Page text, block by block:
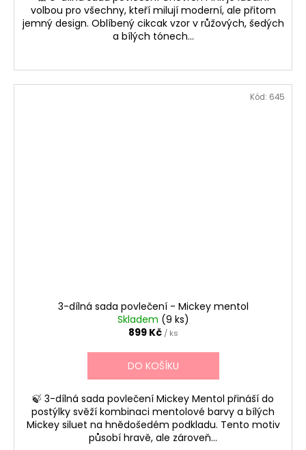
volbou pro všechny, kteří milují moderní, ale přitom
jemný design. Oblíbený cikcak vzor v růžových, šedých
a bílých tónech...
3-dílná sada povlečení - Mickey mentol
Skladem (9 ks)
899 Kč / ks
DO KOŠÍKU
🍃 3-dílná sada povlečení Mickey Mentol přináší do
postýlky svěží kombinaci mentolové barvy a bílých
Mickey siluet na hnědošedém podkladu. Tento motiv
působí hravě, ale zároveň...
Kód: 645